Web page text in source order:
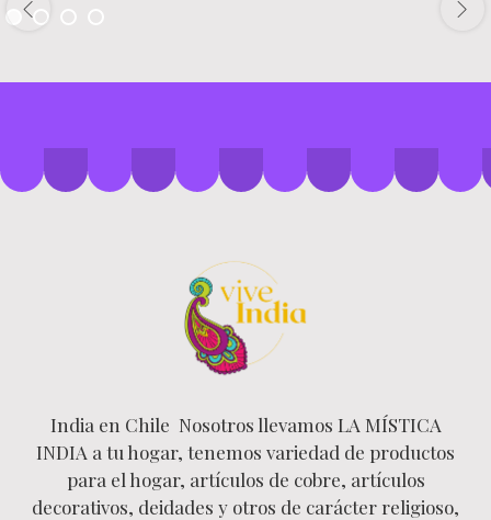
India en Chile Nosotros llevamos LA MÍSTICA
INDIA a tu hogar, tenemos variedad de productos
para el hogar, artículos de cobre, artículos
decorativos, deidades y otros de carácter religioso,